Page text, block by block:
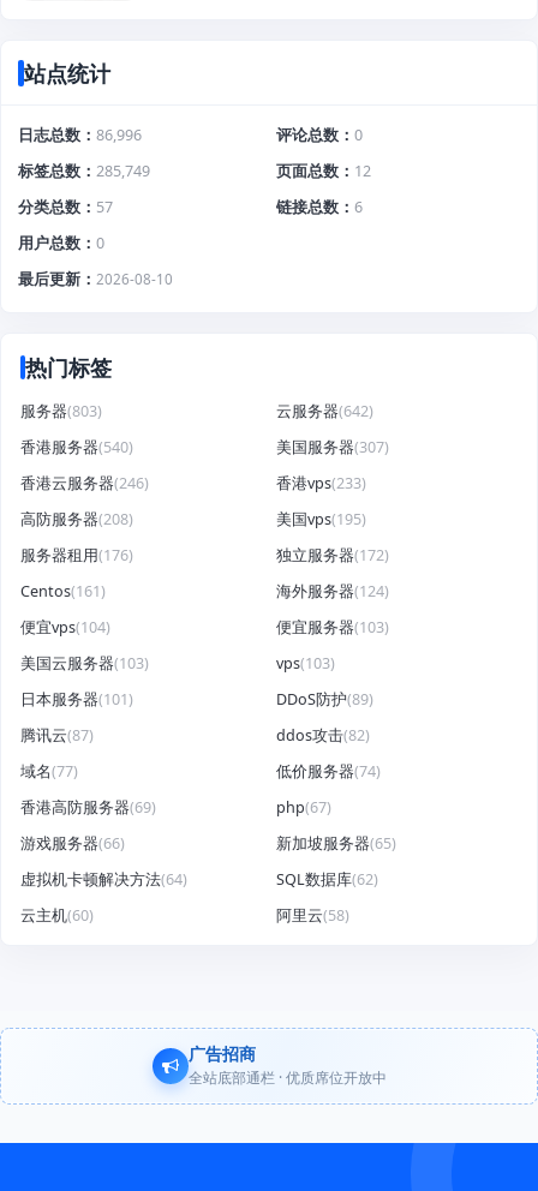
站点统计
日志总数 86,996 评论总数
0
标签总数
285,749 页面总数
12
分类总数
57 链接总数
6
用户总数
0
最后更新
2026-08-10
热门标签
服务器(803) 云服务器(642)
香港服务器(540) 美国服务器(307)
香港云服务器(246) 香港vps(233)
高防服务器(208) 美国vps(195)
服务器租用(176) 独立服务器(172)
Centos(161) 海外服务器(124)
便宜vps(104) 便宜服务器(103)
美国云服务器(103) vps(103)
日本服务器(101) DDoS防护(89)
腾讯云(87) ddos攻击(82)
域名(77) 低价服务器(74)
香港高防服务器(69) php(67)
游戏服务器(66) 新加坡服务器(65)
虚拟机卡顿解决方法(64) SQL数据库(62)
云主机(60) 阿里云(58)
广告招商
全站底部通栏 · 优质席位开放中